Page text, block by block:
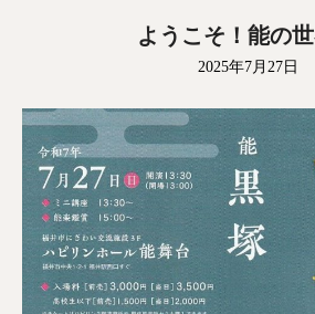
ようこそ！能の
2025年7月27日